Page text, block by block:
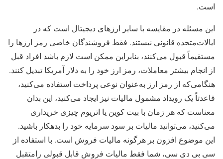
است.
این مسئله در مقایسه با سایر ارزهای دیجیتال است که در
ایالات‌متحده قانونی نیستند. فقط فروشندگان خاصی رمز ارزها را
مستقیماً قبول می‌کنند، بنابراین ممکن است لازم باشد افراد قبل
از انجام بیشتر معاملات، رمز ارز خود را به دلار آمریکا تبدیل کنند.
هنگامی‌که از رمز ارز به‌عنوان نوعی پرداخت استفاده می‌کنید،
قاعدتاً یک رویداد مشمول مالیات نیز ایجاد می‌کنید، این بدان
معناست که هر زمان با بیت کوین یا اتریوم چیزی خریداری
می‌کنید، می‌توانید مالیات بر سود سرمایه خود را بدهکار باشید.
این موضوع افزون بر هرگونه مالیات فروش است. با استفاده از
سی بی دی سی، شما فقط مالیات فروش قابل قبولی رامتقبل